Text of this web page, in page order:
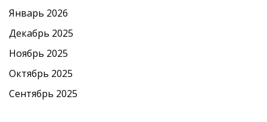
Январь 2026
Декабрь 2025
Ноябрь 2025
Октябрь 2025
Сентябрь 2025